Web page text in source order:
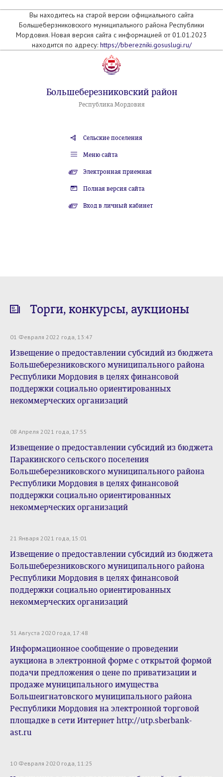
Вы находитесь на старой версии официального сайта
Большеберзниковского муниципального района Республики
Мордовия. Новая версия сайта с информацией от 01.01.2023
находится по адресу: https://bberezniki.gosuslugi.ru/
Большеберезниковский район
Республика Мордовия
Сельские поселения
Меню сайта
Электронная приемная
Полная версия сайта
Вход в личный кабинет
Торги, конкурсы, аукционы
01 Февраля 2022 года, 13:47
Извещение о предоставлении субсидий из бюджета
Большеберезниковского муниципального района
Республики Мордовия в целях финансовой
поддержки социально ориентированных
некоммерческих организаций
08 Апреля 2021 года, 17:55
Извещение о предоставлении субсидий из бюджета
Паракинского сельского поселения
Большеберезниковского муниципального района
Республики Мордовия в целях финансовой
поддержки социально ориентированных
некоммерческих организаций
21 Января 2021 года, 15:01
Извещение о предоставлении субсидий из бюджета
Большеберезниковского муниципального района
Республики Мордовия в целях финансовой
поддержки социально ориентированных
некоммерческих организаций
31 Августа 2020 года, 17:48
Информационное сообщение о проведении
аукциона в электронной форме с открытой формой
подачи предложения о цене по приватизации и
продаже муниципального имущества
Большеигнатовского муниципального района
Республики Мордовия на электронной торговой
площадке в сети Интернет http://utp.sberbank-
ast.ru
10 Февраля 2020 года, 11:25